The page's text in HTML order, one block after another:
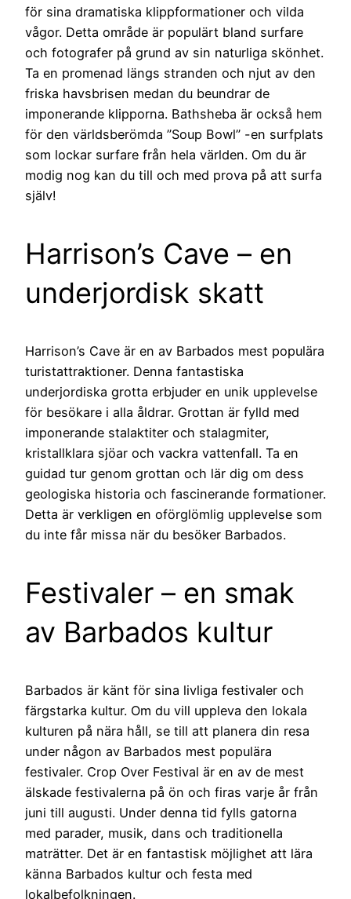
för sina dramatiska klippformationer och vilda
vågor. Detta område är populärt bland surfare
och fotografer på grund av sin naturliga skönhet.
Ta en promenad längs stranden och njut av den
friska havsbrisen medan du beundrar de
imponerande klipporna. Bathsheba är också hem
för den världsberömda ”Soup Bowl” -en surfplats
som lockar surfare från hela världen. Om du är
modig nog kan du till och med prova på att surfa
själv!
Harrison’s Cave – en
underjordisk skatt
Harrison’s Cave är en av Barbados mest populära
turistattraktioner. Denna fantastiska
underjordiska grotta erbjuder en unik upplevelse
för besökare i alla åldrar. Grottan är fylld med
imponerande stalaktiter och stalagmiter,
kristallklara sjöar och vackra vattenfall. Ta en
guidad tur genom grottan och lär dig om dess
geologiska historia och fascinerande formationer.
Detta är verkligen en oförglömlig upplevelse som
du inte får missa när du besöker Barbados.
Festivaler – en smak
av Barbados kultur
Barbados är känt för sina livliga festivaler och
färgstarka kultur. Om du vill uppleva den lokala
kulturen på nära håll, se till att planera din resa
under någon av Barbados mest populära
festivaler. Crop Over Festival är en av de mest
älskade festivalerna på ön och firas varje år från
juni till augusti. Under denna tid fylls gatorna
med parader, musik, dans och traditionella
maträtter. Det är en fantastisk möjlighet att lära
känna Barbados kultur och festa med
lokalbefolkningen.